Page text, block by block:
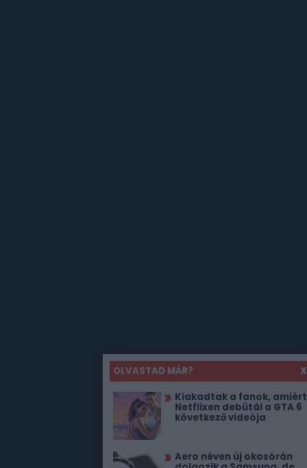
OLVASTAD MÁR?
X
Kiakadtak a fanok, amiért
Netflixen debütál a GTA 6
következő videója
Aero néven új okosórán